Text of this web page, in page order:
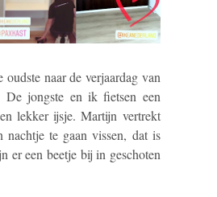
oudste naar de verjaardag van
De jongste en ik fietsen een
lekker ijsje. Martijn vertrekt
nachtje te gaan vissen, dat is
er een beetje bij in geschoten